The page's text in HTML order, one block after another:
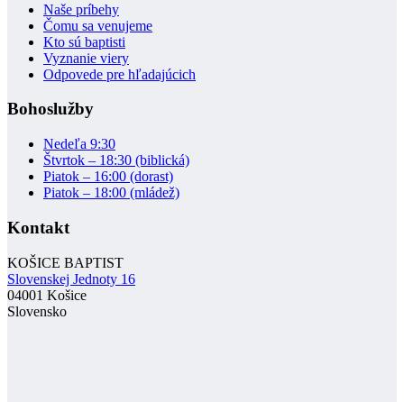
Naše príbehy
Čomu sa venujeme
Kto sú baptisti
Vyznanie viery
Odpovede pre hľadajúcich
Bohoslužby
Nedeľa 9:30
Štvrtok – 18:30 (biblická)
Piatok – 16:00 (dorast)
Piatok – 18:00 (mládež)
Kontakt
KOŠICE BAPTIST
Slovenskej Jednoty 16
04001 Košice
Slovensko